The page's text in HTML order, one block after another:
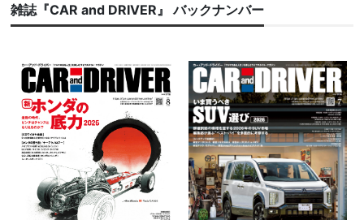
雑誌『CAR and DRIVER』 バックナンバー